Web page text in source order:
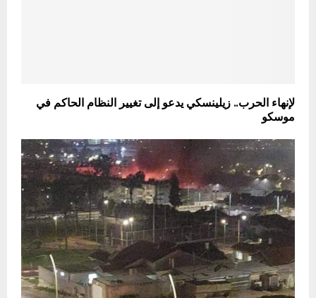
لإنهاء الحرب.. زيلينسكي يدعو إلى تغيير النظام الحاكم في
موسكو